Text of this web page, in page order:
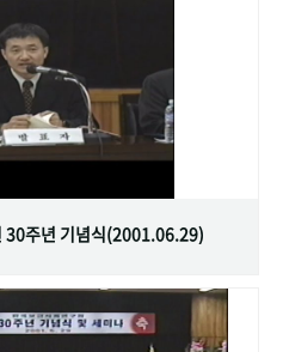
30주년 기념식(2001.06.29)